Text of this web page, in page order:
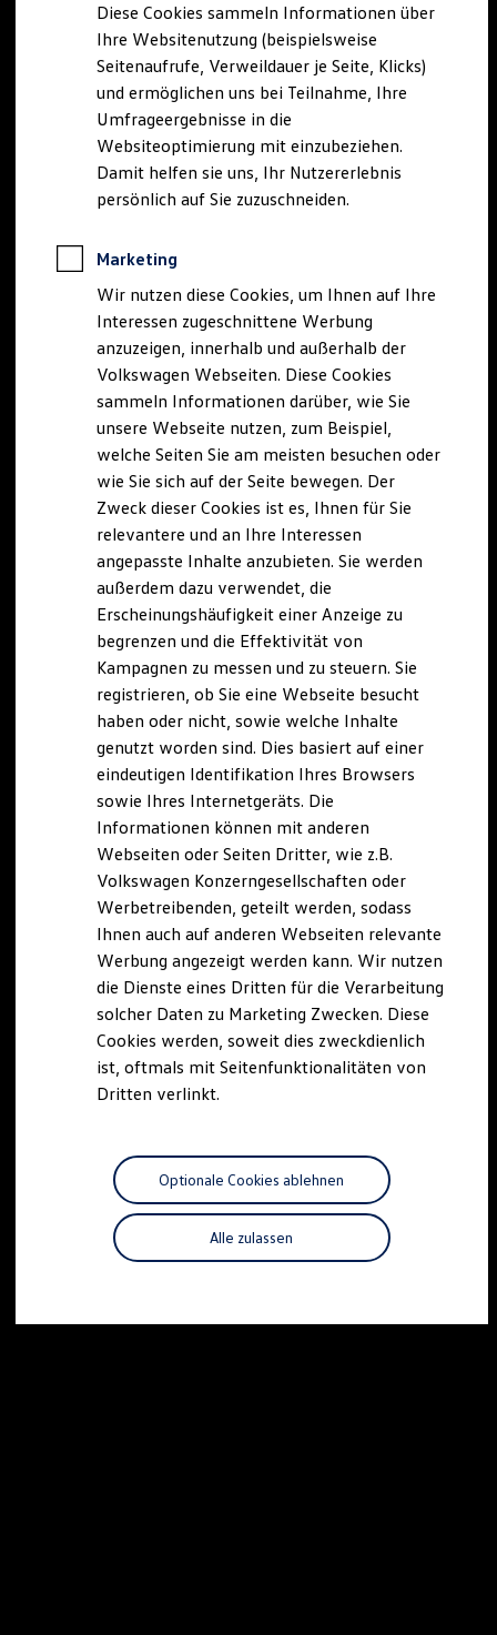
Behörden
Direktkunden
Sonderfahrzeuge
Anpfiff zum Gewinn
Elektromobilität
Elektroautos
ID. Tutorials
Elektrofahrzeugkonzepte
ID. EVERY1
Reichweite
Rekuperation
Laden unterwegs
Laden Zuhause
Ladestationen finden
Ladezeitensimulator
Batterie
Sicherheit
Nachhaltigkeit
Technologie
Kosten und Kauf
Kaufoptionen
E-Auto-Förderung
Software und Konnektivität
Die ID. Software 6
ID. Software Versionen und Updates
Digitale Extras
Schnittstellen zu Ihrem ID.
Hybridautos
Marke und Erlebnis
Volkswagen R und R Experience
R-Modelle
R Experience
Driving Experience
Volkswagen entdecken
Werkbesichtigung
Lifestyle Shop
T-Roc Kollektion
Golf Kollektion
ID. Kollektion
Volkswagen Kollektion
R-Kollektion
GTI Kollektion
Fußball Drop
we drive football
#wedriveproud
Besitzer und Service
Software Updates
Service und Ersatzteile
Motorenöl und Flüssigkeiten
Räder und Reifen
Pannen- und Unfallhilfe
Economy Service
Volkswagen Teile
Zubehör
Diese Cookies sammeln Informationen über
Ihre Websitenutzung (beispielsweise
Seitenaufrufe, Verweildauer je Seite, Klicks)
und ermöglichen uns bei Teilnahme, Ihre
Umfrageergebnisse in die
Websiteoptimierung mit einzubeziehen.
Damit helfen sie uns, Ihr Nutzererlebnis
persönlich auf Sie zuzuschneiden.
Marketing
Wir nutzen diese Cookies, um Ihnen auf Ihre
Interessen zugeschnittene Werbung
anzuzeigen, innerhalb und außerhalb der
Volkswagen Webseiten. Diese Cookies
sammeln Informationen darüber, wie Sie
unsere Webseite nutzen, zum Beispiel,
welche Seiten Sie am meisten besuchen oder
wie Sie sich auf der Seite bewegen. Der
Zweck dieser Cookies ist es, Ihnen für Sie
relevantere und an Ihre Interessen
angepasste Inhalte anzubieten. Sie werden
außerdem dazu verwendet, die
Erscheinungshäufigkeit einer Anzeige zu
begrenzen und die Effektivität von
Kampagnen zu messen und zu steuern. Sie
registrieren, ob Sie eine Webseite besucht
haben oder nicht, sowie welche Inhalte
genutzt worden sind. Dies basiert auf einer
eindeutigen Identifikation Ihres Browsers
sowie Ihres Internetgeräts. Die
Informationen können mit anderen
Webseiten oder Seiten Dritter, wie z.B.
Volkswagen Konzerngesellschaften oder
Werbetreibenden, geteilt werden, sodass
Ihnen auch auf anderen Webseiten relevante
Werbung angezeigt werden kann. Wir nutzen
die Dienste eines Dritten für die Verarbeitung
solcher Daten zu Marketing Zwecken. Diese
Cookies werden, soweit dies zweckdienlich
ist, oftmals mit Seitenfunktionalitäten von
Dritten verlinkt.
Alle zulassen
Optionale Cookies ablehnen